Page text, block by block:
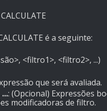
é a seguinte:
<filtro1>, <filtro2>, ...)
que será avaliada.
: (Opcional) Expressões
modificadoras de filtro.